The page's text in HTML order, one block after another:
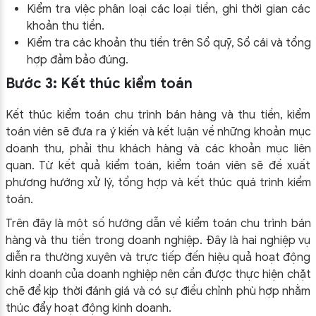
Kiểm tra việc phân loại các loại tiền, ghi thời gian các
khoản thu tiền.
Kiểm tra các khoản thu tiền trên Sổ quỹ, Sổ cái và tổng
hợp đảm bảo đúng.
Bước 3: Kết thúc kiểm toán
Kết thúc kiểm toán chu trình bán hàng và thu tiền, kiểm
toán viên sẽ đưa ra ý kiến và kết luận về những khoản mục
doanh thu, phải thu khách hàng và các khoản mục liên
quan. Từ kết quả kiểm toán, kiểm toán viên sẽ đề xuất
phương hướng xử lý, tổng hợp và kết thúc quá trình kiểm
toán.
Trên đây là một số hướng dẫn về kiểm toán chu trình bán
hàng và thu tiền trong doanh nghiệp. Đây là hai nghiệp vụ
diễn ra thường xuyên và trực tiếp đến hiệu quả hoạt động
kinh doanh của doanh nghiệp nên cần được thực hiện chặt
chẽ để kịp thời đánh giá và có sự điều chỉnh phù hợp nhằm
thúc đẩy hoạt động kinh doanh.